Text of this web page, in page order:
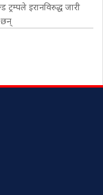
ट्रम्पले इरानविरुद्ध जारी
छन्